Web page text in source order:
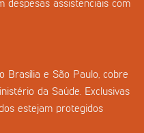
despesas assistenciais com
Brasília e São Paulo, cobre
da Saúde. Exclusivas
estejam protegidos